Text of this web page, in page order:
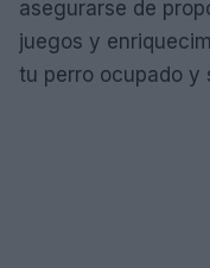
asegurarse de
juegos y
tu perro ocupado y